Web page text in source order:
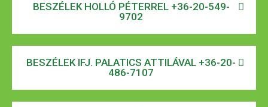
BESZÉLEK HOLLÓ PÉTERREL +36-20-549-
9702
BESZÉLEK IFJ. PALATICS ATTILÁVAL +36-20-
486-7107